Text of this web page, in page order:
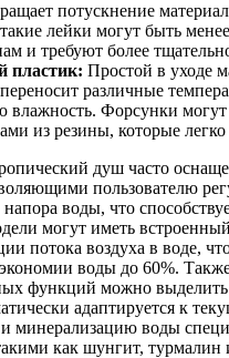
потускнение
лейки могут быть
и требуют более
пластик: Простой в уходе
различные
влажность. Форсунки
из резины, которые легко
душ часто
пользователю
воды, что
могут иметь
потока воздуха в воде,
экономии воды до 60%.
функций можно выделить
адаптируется к
минерализацию воды
как шунгит, турмалин